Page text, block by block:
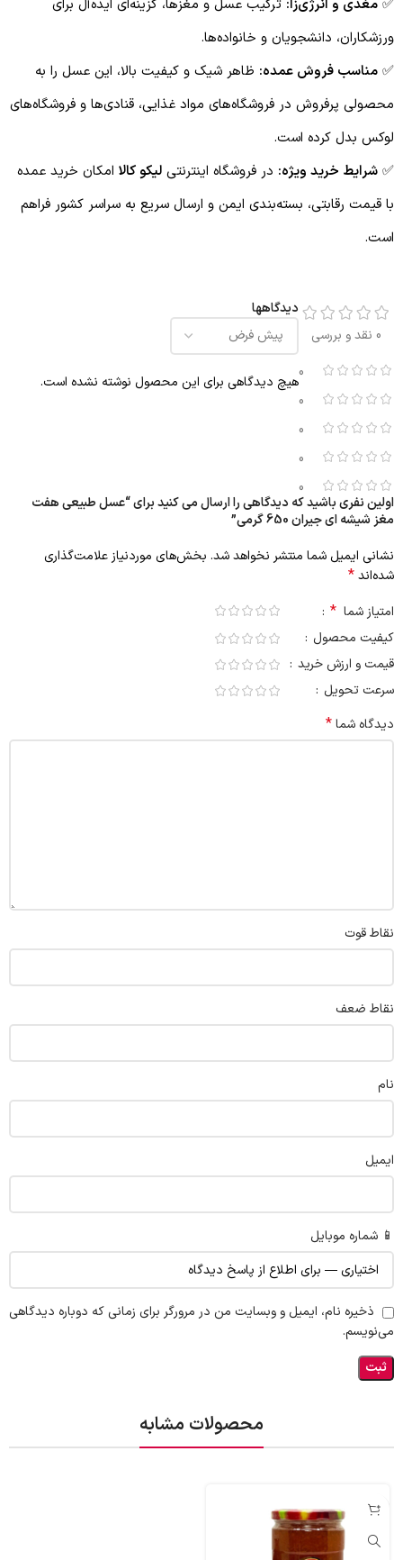
✅ مغذی و انرژی‌زا: ترکیب عسل و مغزها، گزینه‌ای ایده‌آل برای
ورزشکاران، دانشجویان و خانواده‌ها.
✅ مناسب فروش عمده: ظاهر شیک و کیفیت بالا، این عسل را به
محصولی پرفروش در فروشگاه‌های مواد غذایی، قنادی‌ها و فروشگاه‌های
لوکس بدل کرده است.
✅ شرایط خرید ویژه: در فروشگاه اینترنتی لیکو کالا امکان خرید عمده
با قیمت رقابتی، بسته‌بندی ایمن و ارسال سریع به سراسر کشور فراهم
است.
0 نقد و بررسی
0
0
0
0
0
دیدگاهها
هیچ دیدگاهی برای این محصول نوشته نشده است.
اولین نفری باشید که دیدگاهی را ارسال می کنید برای “عسل طبیعی هفت
مغز شیشه ای جیران 650 گرمی”
نشانی ایمیل شما منتشر نخواهد شد. بخش‌های موردنیاز علامت‌گذاری
شده‌اند*
امتیاز شما *
کیفیت محصول
قیمت و ارزش خرید
سرعت تحویل
دیدگاه شما*
نقاط قوت
نقاط ضعف
نام
ایمیل
📱 شماره موبایل
ذخیره نام، ایمیل و وبسایت من در مرورگر برای زمانی که دوباره دیدگاهی
می‌نویسم.
محصولات مشابه